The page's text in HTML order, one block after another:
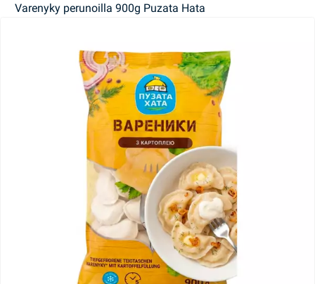
Varenyky perunoilla 900g Puzata Hata